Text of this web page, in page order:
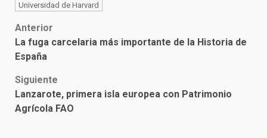
Universidad de Harvard
Post
navigation
Anterior
La fuga carcelaria más importante de la Historia de
España
Siguiente
Lanzarote, primera isla europea con Patrimonio
Agrícola FAO